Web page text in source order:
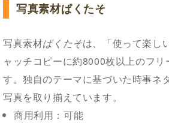
写真素材ぱくたそ
写真素材ぱくたそは、「使って楽し
ャッチコピーに約8000枚以上のフリ
す。独自のテーマに基づいた時事ネ
写真を取り揃えています。
商用利用：可能